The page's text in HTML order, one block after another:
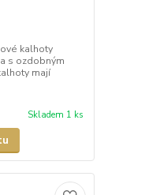
kalhoty
s ozdobným
mají
Skladem 1 ks